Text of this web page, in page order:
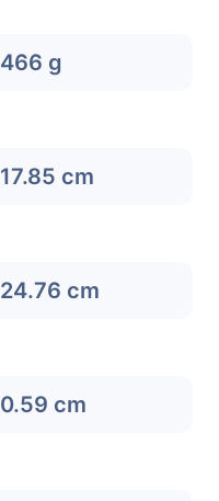
466 g
17.85 cm
24.76 cm
0.59 cm